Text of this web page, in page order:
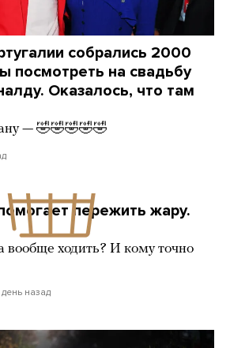
собрались 2000
посмотреть на свадьбу
Оказалось, что там
— 🤣🤣🤣🤣🤣
пережить жару.
вообще ходить? И кому точно
день назад